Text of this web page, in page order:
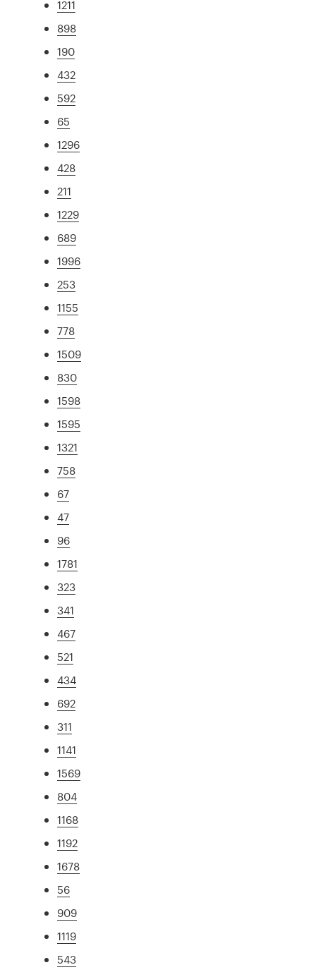
1211
898
190
432
592
65
1296
428
211
1229
689
1996
253
1155
778
1509
830
1598
1595
1321
758
67
47
96
1781
323
341
467
521
434
692
311
1141
1569
804
1168
1192
1678
56
909
1119
543